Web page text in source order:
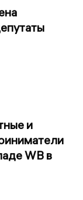
и
WB в